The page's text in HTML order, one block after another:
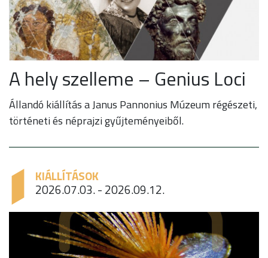
A hely szelleme – Genius Loci
Állandó kiállítás a Janus Pannonius Múzeum régészeti,
történeti és néprajzi gyűjteményeiből.
KIÁLLÍTÁSOK
2026.07.03. - 2026.09.12.